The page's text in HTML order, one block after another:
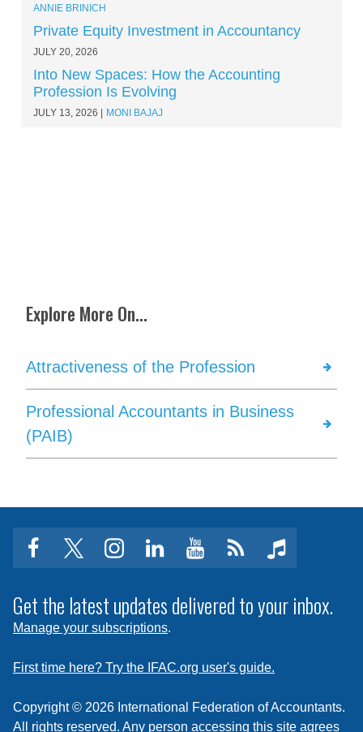
ANNIE BRINICH
Private Equity Investment in Accountancy
JULY 20, 2026
Into New Spaces: How the Accounting
Profession Is Evolving
JULY 13, 2026 MONI BAJAJ
Explore More On...
Attractiveness of the Profession
Professional Accountants in Business
(PAIB)
facebooktwitterinstagram
linkedinyoutubeClick
subscribe
to
feed
music
Get the latest updates delivered to your inbox.
Manage your subscriptions.
First time here? Try the IFAC.org user's guide.
Copyright © 2026 International Federation of Accountants.
All rights reserved. Any person accessing this site agrees